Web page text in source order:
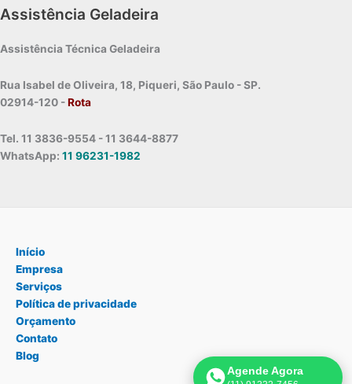
Assistência Geladeira
Assistência Técnica Geladeira
Rua Isabel de Oliveira, 18, Piqueri, São Paulo - SP.
02914-120 -Rota
Tel. 11 3836-9554 - 11 3644-8877
WhatsApp: 11 96231-1982
Início
Empresa
Serviços
Política de privacidade
Orçamento
Contato
Blog
Agende Agora